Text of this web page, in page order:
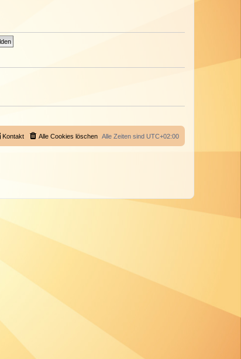
Alle Zeiten sind UTC+02:00
Alle Cookies löschen
Kontakt